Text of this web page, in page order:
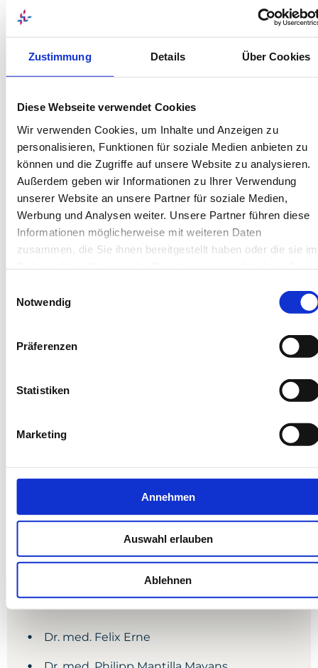
Zustimmung Details Über Cookies
Diese Webseite verwendet Cookies
Wir verwenden Cookies, um Inhalte und Anzeigen zu
personalisieren, Funktionen für soziale Medien anbieten zu
können und die Zugriffe auf unsere Website zu analysieren.
Außerdem geben wir Informationen zu Ihrer Verwendung
unserer Website an unsere Partner für soziale Medien,
Werbung und Analysen weiter. Unsere Partner führen diese
Informationen möglicherweise mit weiteren Daten
zusammen, die Sie ihnen bereitgestellt haben oder die sie im
Webseite weiterhin nutzen.
Notwendig
Präferenzen
Statistiken
Marketing
Annehmen
Auswahl erlauben
Ablehnen
Sekretariat
Sekretariat
Sekretariat
Renate Langgartner
Dr. med. Felix Erne